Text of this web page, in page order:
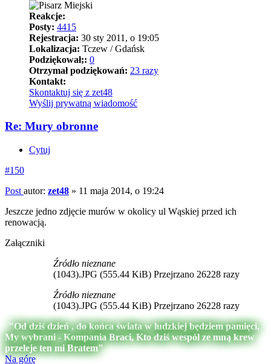
Reakcje:
Posty: 4415
Rejestracja: 30 sty 2011, o 19:05
Lokalizacja: Tczew / Gdańsk
Podziękował;: 0
Otrzymał podziękowań: 23 razy
Kontakt:
Skontaktuj się z zet48
Wyślij prywatną wiadomość
Re: Mury obronne
Cytuj
#150
Post autor: zet48 » 11 maja 2014, o 19:24
Jeszcze jedno zdjęcie murów w okolicy ul Wąskiej przed ich
renowacją.
Załączniki
Źródło nieznane
(1043).JPG (555.44 KiB) Przejrzano 26228 razy
Źródło nieznane
(1043).JPG (555.44 KiB) Przejrzano 26228 razy
"Od dziś dzień , do końca świata w ludzkiej będziem pamięci,
My wybrani - Kompania Braci, Kto dziś wespół ze mną krew
przeleje ten mi Bratem"
Na górę